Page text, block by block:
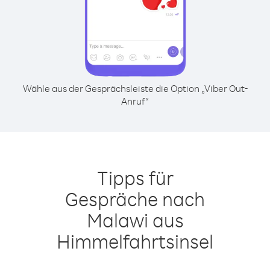
Wähle aus der Gesprächsleiste die Option „Viber Out-
Anruf“
Tipps für
Gespräche nach
Malawi aus
Himmelfahrtsinsel